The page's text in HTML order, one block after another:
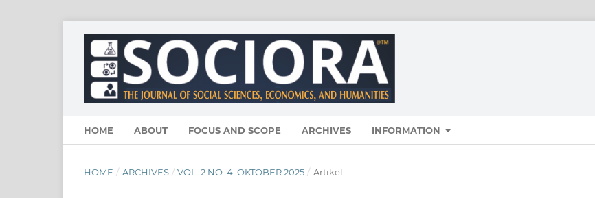
HOME ABOUT FOCUS AND SCOPE ARCHIVES INFORMATION
HOME / ARCHIVES / VOL. 2 NO. 4: OKTOBER 2025 / Artikel